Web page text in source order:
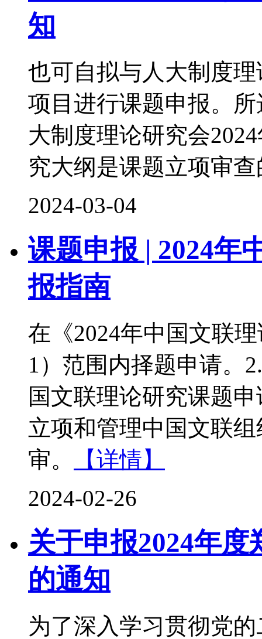
知
也可自拟与人大制度
项目进行课题申报。
大制度理论研究会
究大纲是课题立项审
2024-03-04
课题申报 | 2024年
报指南
在《2024年中国文联
1）范围内择题申请。
国文联理论研究课题
立项和管理中国文联
审。
【详情】
2024-02-26
关于申报2024年
的通知
为了深入学习贯彻党